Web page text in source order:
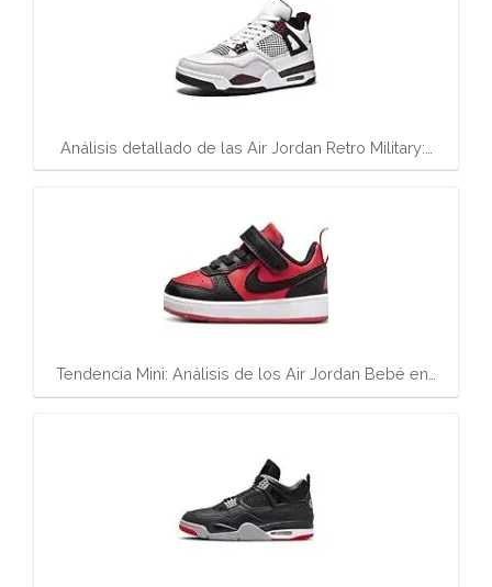
Análisis detallado de las Air Jordan Retro Military:…
Tendencia Mini: Análisis de los Air Jordan Bebé en…